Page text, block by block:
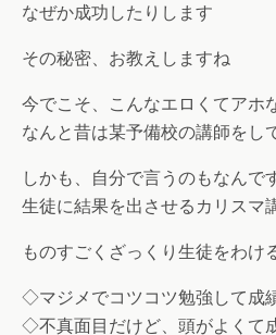
なぜか成功したりします
その秘密、お教えしますね
今でこそ、こんなエロくてアホ
なんと昔は某予備校の講師をし
しかも、自分で言うのもなんで
生徒に結果を出させるカリスマ
ものすごくざっくり生徒をわけ
◇マジメでコツコツ勉強して成
◇不真面目だけど、頭がよくて